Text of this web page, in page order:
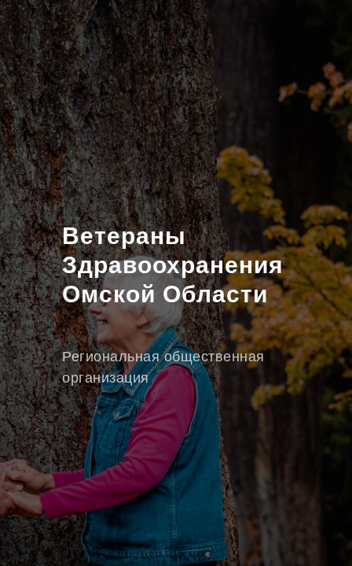
Ветераны
Здравоохранения
Омской Области
Региональная общественная
организация